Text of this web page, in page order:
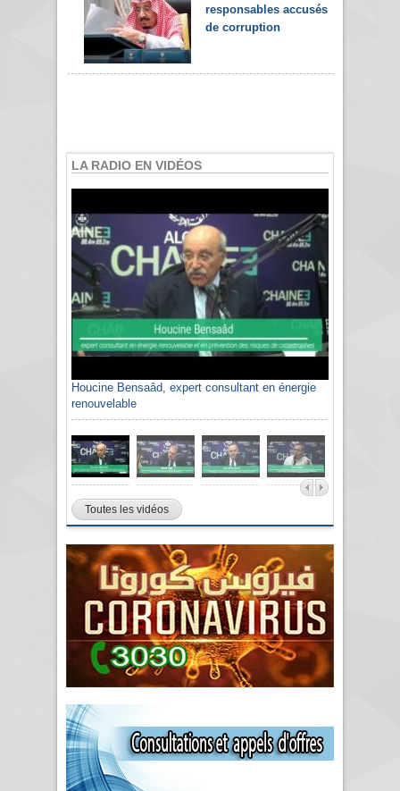
responsables accusés
de corruption
LA RADIO EN VIDÉOS
Houcine Bensaâd, expert consultant en énergie
renouvelable
Toutes les vidéos